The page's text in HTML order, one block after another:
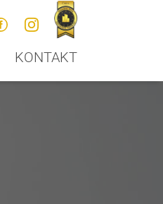
KONTAKT